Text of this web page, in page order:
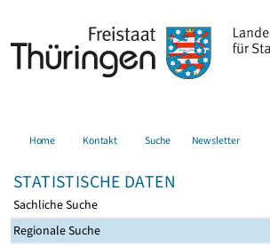
Home Kontakt Suche Newsletter
STATISTISCHE DATEN
Sachliche Suche
Regionale Suche